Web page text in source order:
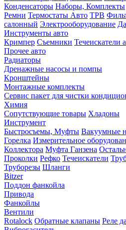
Конденсаторы Наборы, Комплекты
Ремни Термостаты Авто ТРВ
салонный Электрооборудование
Инструменты авто
Кримпер Съемники Течеискатели
Прочее авто
Радиаторы
Дренажные насосы и помпы
Кронштейны
Монтажные комплекты
Сервис пакет для чистки
Химия
Сопутствующие товары Хладоны
Инструмент
Быстросъемы, Муфты Вакуумные
Горелка Измерительное
Коллектора Муфта Ганзена
Проколки Рефко Течеискатели
Труборезы Шланги
Bitzer
Поддон фанкойла
Привода
Фанкойлы
Вентили
Rotalock Обратные клапаны Реле